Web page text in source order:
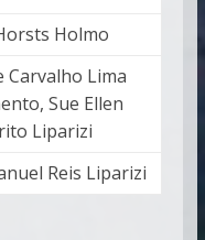
Holmo
Carvalho Lima
Sue Ellen
Liparizi
Reis Liparizi